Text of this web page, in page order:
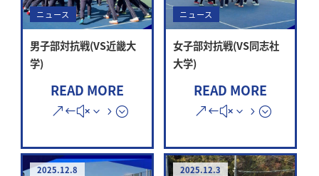
ニュース
男子部対抗戦(VS近畿大
学)
READ MORE
ニュース
女子部対抗戦(VS同志社
大学)
READ MORE
2025.12.8 2025.12.3